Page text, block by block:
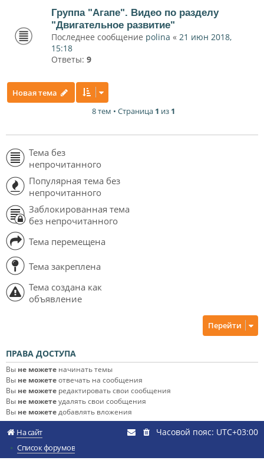
Группа "Агапе". Видео по разделу
"Двигательное развитие"
Последнее сообщение polina « 21 июн 2018,
15:18
Ответы: 9
Новая тема
8 тем • Страница 1 из 1
Тема без
непрочитанного
Популярная тема без
непрочитанного
Заблокированная тема
без непрочитанного
Тема перемещена
Тема закреплена
Тема создана как
объявление
Перейти
ПРАВА ДОСТУПА
Вы не можете начинать темы
Вы не можетеотвечать на сообщения
Вы не можете редактировать свои сообщения
Вы не можетеудалять свои сообщения
Вы не можетедобавлять вложения
На сайт
Список форумов
Часовой пояс: UTC+03:00